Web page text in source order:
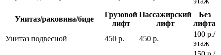
Унитаз/раковина/биде
Грузовой
лифт
Пассажирский
лифт
Без
лифта
Унитаз подвесной
450 р. 450 р.
100 р./
этаж